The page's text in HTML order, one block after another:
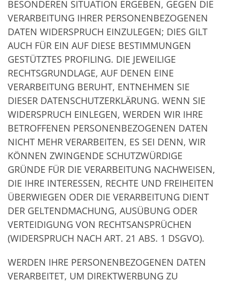
BESONDEREN SITUATION ERGEBEN, GEGEN DIE
VERARBEITUNG IHRER PERSONENBEZOGENEN
DATEN WIDERSPRUCH EINZULEGEN; DIES GILT
AUCH FÜR EIN AUF DIESE BESTIMMUNGEN
GESTÜTZTES PROFILING. DIE JEWEILIGE
RECHTSGRUNDLAGE, AUF DENEN EINE
VERARBEITUNG BERUHT, ENTNEHMEN SIE
DIESER DATENSCHUTZERKLÄRUNG. WENN SIE
WIDERSPRUCH EINLEGEN, WERDEN WIR IHRE
BETROFFENEN PERSONENBEZOGENEN DATEN
NICHT MEHR VERARBEITEN, ES SEI DENN, WIR
KÖNNEN ZWINGENDE SCHUTZWÜRDIGE
GRÜNDE FÜR DIE VERARBEITUNG NACHWEISEN,
DIE IHRE INTERESSEN, RECHTE UND FREIHEITEN
ÜBERWIEGEN ODER DIE VERARBEITUNG DIENT
DER GELTENDMACHUNG, AUSÜBUNG ODER
VERTEIDIGUNG VON RECHTSANSPRÜCHEN
(WIDERSPRUCH NACH ART. 21 ABS. 1 DSGVO).
WERDEN IHRE PERSONENBEZOGENEN DATEN
VERARBEITET, UM DIREKTWERBUNG ZU